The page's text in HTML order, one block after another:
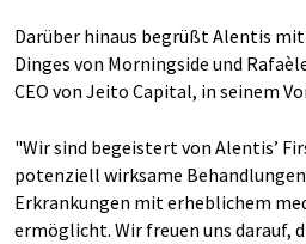
Darüber hinaus begrüßt Alentis
Dinges von Morningside und
CEO von Jeito Capital, in seinem
"Wir sind begeistert von Alentis’
potenziell wirksame
Erkrankungen mit erheblichem
ermöglicht. Wir freuen uns darauf,